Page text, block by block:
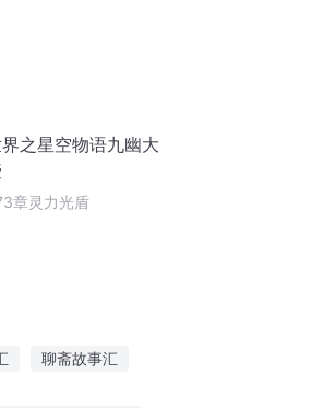
之星空物语九幽大
章灵力光盾
聊斋故事汇